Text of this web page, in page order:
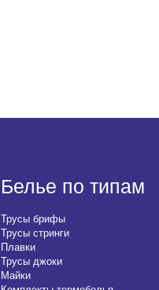
Белье по типам
Трусы брифы
Трусы стринги
Плавки
Трусы джоки
Майки